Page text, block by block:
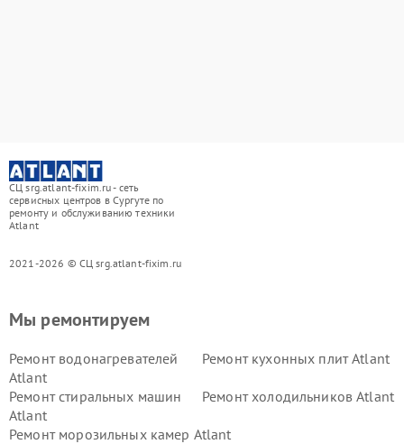
СЦ srg.atlant-fixim.ru - сеть
сервисных центров в Сургуте по
ремонту и обслуживанию техники
Atlant
2021-2026 © СЦ srg.atlant-fixim.ru
Мы ремонтируем
Ремонт водонагревателей
Atlant
Ремонт кухонных плит Atlant
Ремонт стиральных машин
Atlant
Ремонт холодильников Atlant
Ремонт морозильных камер Atlant